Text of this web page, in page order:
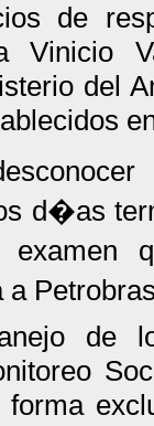
de
Vinicio
del
d�as
de